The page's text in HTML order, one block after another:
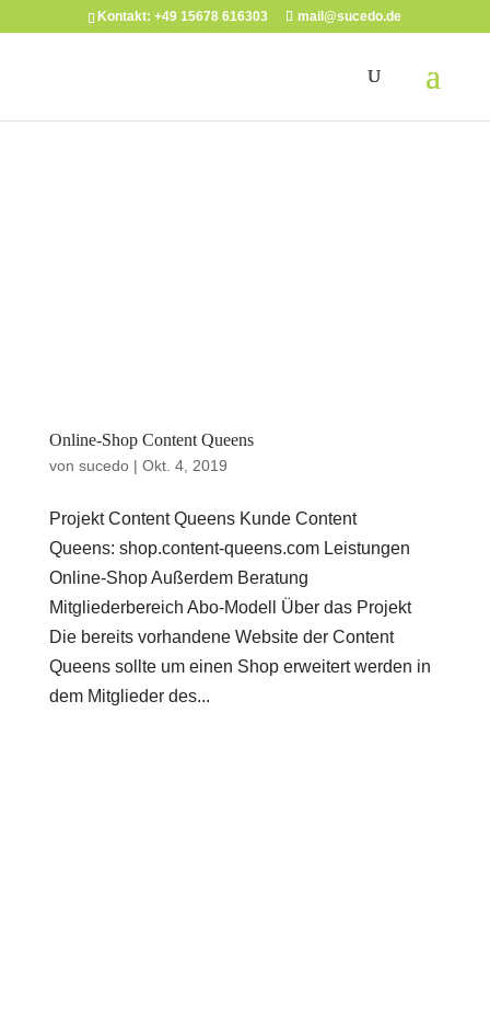
Kontakt: +49 15678 616303 mail@sucedo.de
Online-Shop Content Queens
von sucedo| Okt. 4, 2019
Projekt Content Queens Kunde Content
Queens: shop.content-queens.com Leistungen
Online-Shop Außerdem Beratung
Mitgliederbereich Abo-Modell Über das Projekt
Die bereits vorhandene Website der Content
Queens sollte um einen Shop erweitert werden in
dem Mitglieder des...